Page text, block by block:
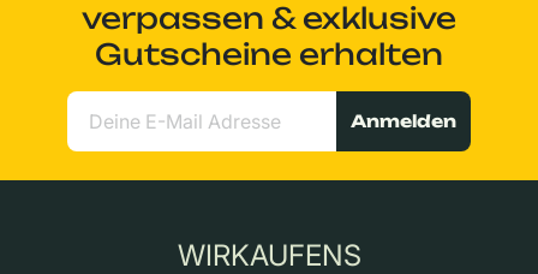
verpassen & exklusive
Gutscheine erhalten
Anmelden
WIRKAUFENS